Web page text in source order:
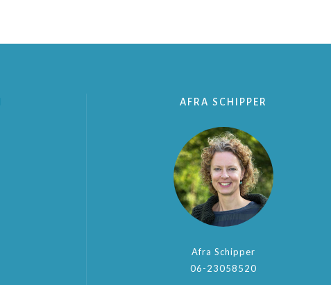
AFRA SCHIPPER
Afra Schipper
06-23058520